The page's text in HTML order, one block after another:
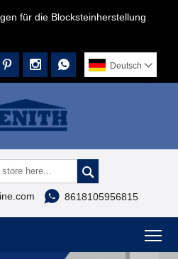
für die Blocksteinherstellung
   Deutsch 

 8618105956815